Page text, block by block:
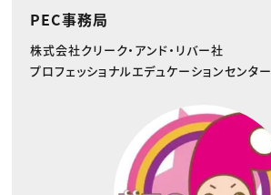
PEC事務局
株式会社クリーク・アンド・リバー社
プロフェッショナルエデュケーションセンター